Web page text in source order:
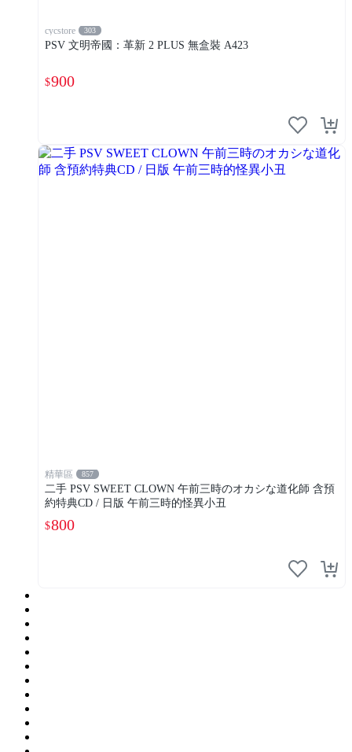
cycstore 303
PSV 文明帝國：革新 2 PLUS 無盒裝 A423
$900
精華區 857
二手 PSV SWEET CLOWN 午前三時のオカシな道化師 含預
約特典CD / 日版 午前三時的怪異小丑
$800